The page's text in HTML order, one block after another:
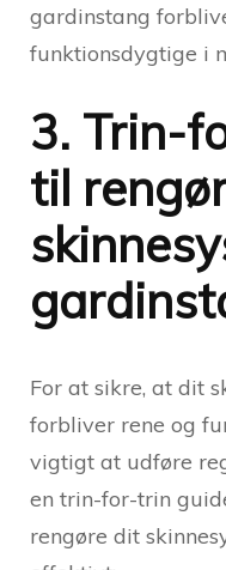
gardinstang
funktionsdygtige i
3. Trin-
til
For at sikre, at dit
forbliver rene og
vigtigt at udføre
en trin-for-trin
rengøre dit